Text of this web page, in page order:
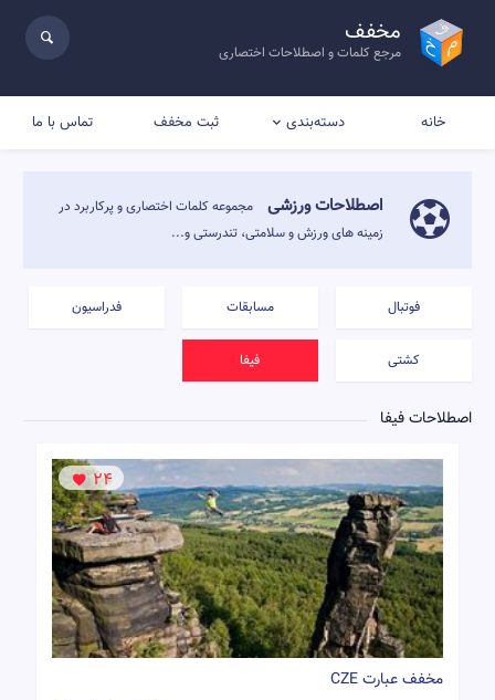
مخفف
مرجع کلمات و اصطلاحات اختصاری
خانه دسته‌بندی ثبت مخفف تماس با ما
اصطلاحات ورزشی
مجموعه کلمات اختصاری و پرکاربرد در
زمینه های ورزش و سلامتی، تندرستی و...
فوتبال مسابقات فدراسیون
کشتی فیفا
اصطلاحات فیفا
24
مخفف عبارت CZE